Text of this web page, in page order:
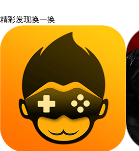
精彩发现换一换